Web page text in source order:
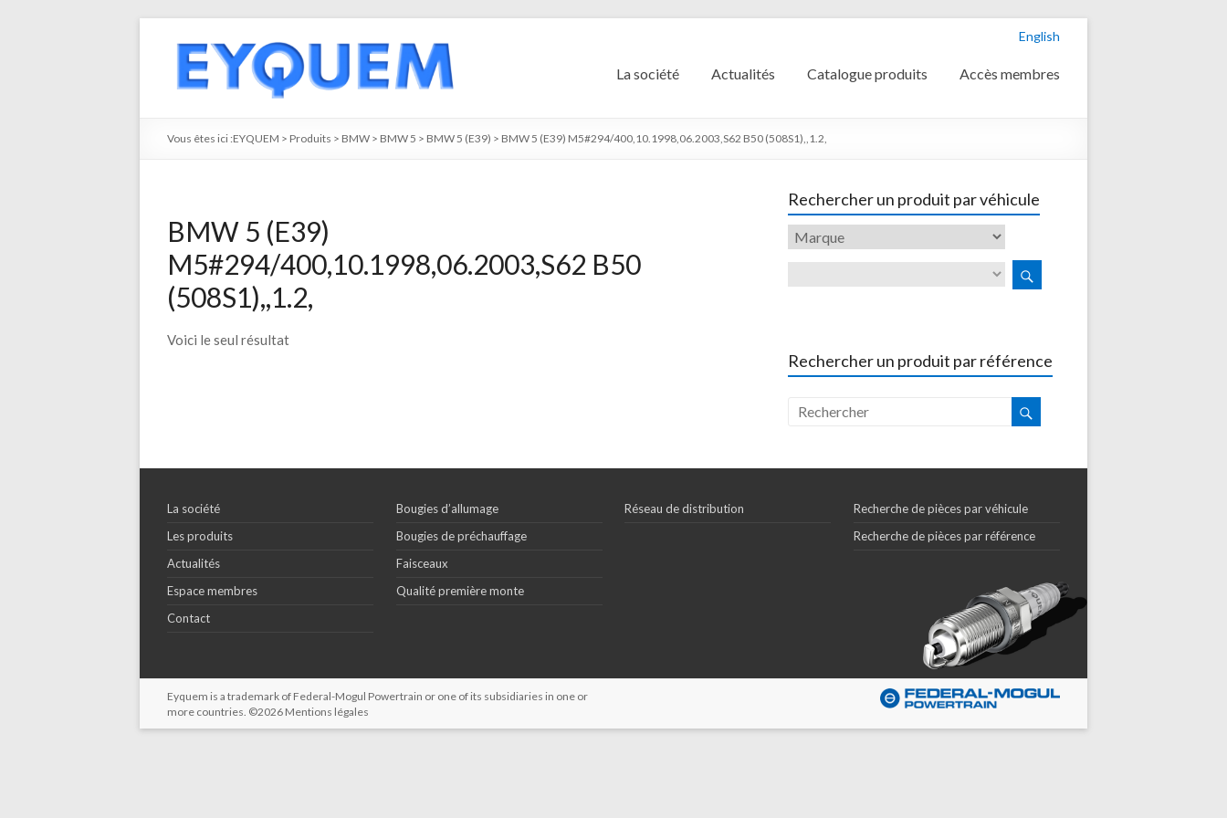
English
La société Actualités Catalogue produits Accès membres
Vous êtes ici :EYQUEM > Produits > BMW > BMW 5 > BMW 5 (E39) > BMW 5 (E39) M5#294/400,10.1998,06.2003,S62 B50 (508S1),,1.2,
BMW 5 (E39)
M5#294/400,10.1998,06.2003,S62 B50
(508S1),,1.2,
Voici le seul résultat
Rechercher un produit par véhicule
Rechercher un produit par référence
La société
Les produits
Actualités
Espace membres
Contact
Bougies d’allumage
Bougies de préchauffage
Faisceaux
Qualité première monte
Réseau de distribution
Recherche de pièces par véhicule
Recherche de pièces par référence
Eyquem is a trademark of Federal-Mogul Powertrain or one of its subsidiaries in one or
more countries. ©2026 Mentions légales